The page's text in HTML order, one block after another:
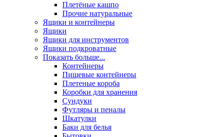
Плетёные кашпо
Прочие натуральные
Ящики и контейнеры
Ящики
Ящики для инструментов
Ящики подкроватные
Показать больше...
Контейнеры
Пищевые контейнеры
Плетеные короба
Коробки для хранения
Сундуки
Футляры и пеналы
Шкатулки
Баки для белья